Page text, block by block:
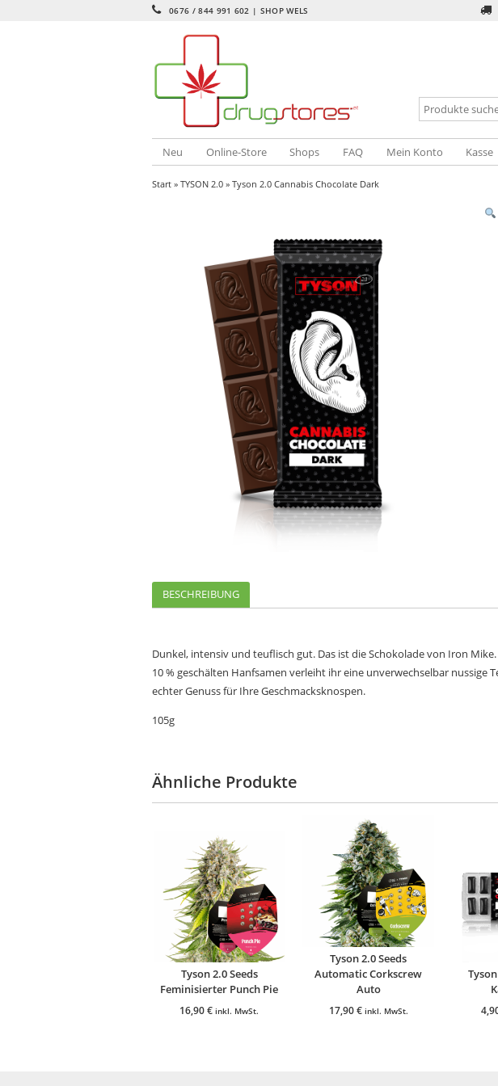
0676 / 844 991 602 | SHOP WELS
Neu Online-Store Shops FAQ Mein Konto Kasse
Start » TYSON 2.0 » Tyson 2.0 Cannabis Chocolate Dark
BESCHREIBUNG
Dunkel, intensiv und teuflisch gut. Das ist die Schokolade von Iron
10 % geschälten Hanfsamen verleiht ihr eine unverwechselbar nussige
echter Genuss für Ihre Geschmacksknospen.
105g
Ähnliche Produkte
Tyson 2.0 Seeds
Feminisierter Punch Pie
16,90€ inkl. MwSt.
Tyson 2.0 Seeds
Automatic Corkscrew
Auto
17,90€ inkl. MwSt.